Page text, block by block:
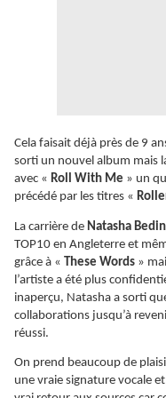
Cela faisait déjà près de 9
sorti un nouvel album mais
avec « Roll With Me » un
précédé par les titres «
La carrière de Natasha
TOP10 en Angleterre et
grâce à « These Words »
l’artiste a été plus
inaperçu, Natasha a sorti
collaborations jusqu’à
réussi.
On prend beaucoup de
une vraie signature vocale